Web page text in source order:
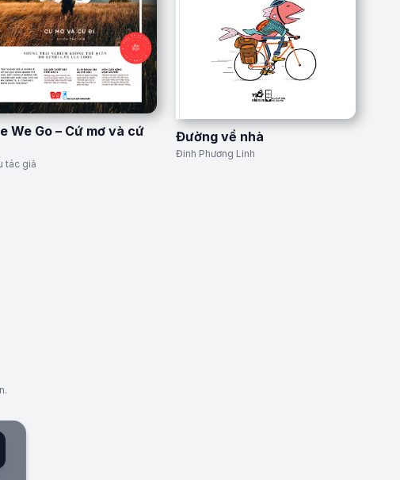
We Go – Cứ mơ và cứ
tác giả
Đường về nhà
Đinh Phương Linh